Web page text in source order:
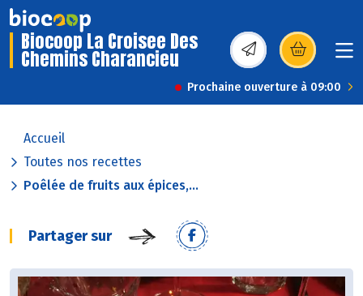
Biocoop La Croisee Des
Chemins Charancieu (s’ouvre dans une
Prochaine ouverture à 09:00
Accueil
Toutes nos recettes
Poêlée de fruits aux épices,...
Partager sur